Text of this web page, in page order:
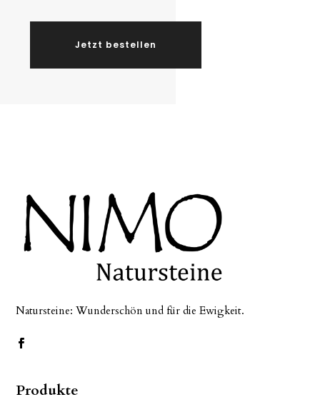
Jetzt bestellen
Natursteine: Wunderschön und für die Ewigkeit.
Produkte